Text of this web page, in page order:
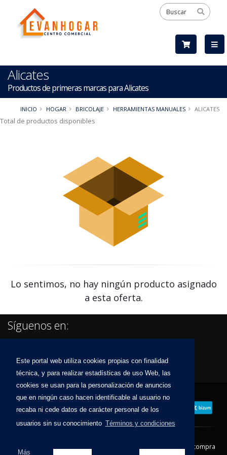
Este portal web utiliza cookies propias con finalidad
técnica, y para realizar estadísticas de uso Web, las
cookies se usan para la personalización de anuncios
que en ningún caso hacen identificable al usuario no
recaba ni cede datos de carácter personal de los
usuarios sin su conocimiento Términos y condiciones
Más
Alicates
Productos de primeras marcas para Alicates
INICIO HOGAR BRICOLAJE HERRAMIENTAS MANUALES ALICATES
Total de productos disponibles
Lo sentimos, no hay ningún producto asignado
a esta oferta.
Síguenos en:
Condiciones de compra